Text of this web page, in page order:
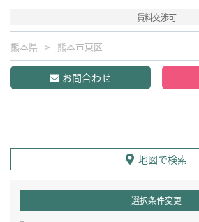
賃料交渉可
熊本県 熊本市東区
お問合わせ
地図で検索
選択条件変更